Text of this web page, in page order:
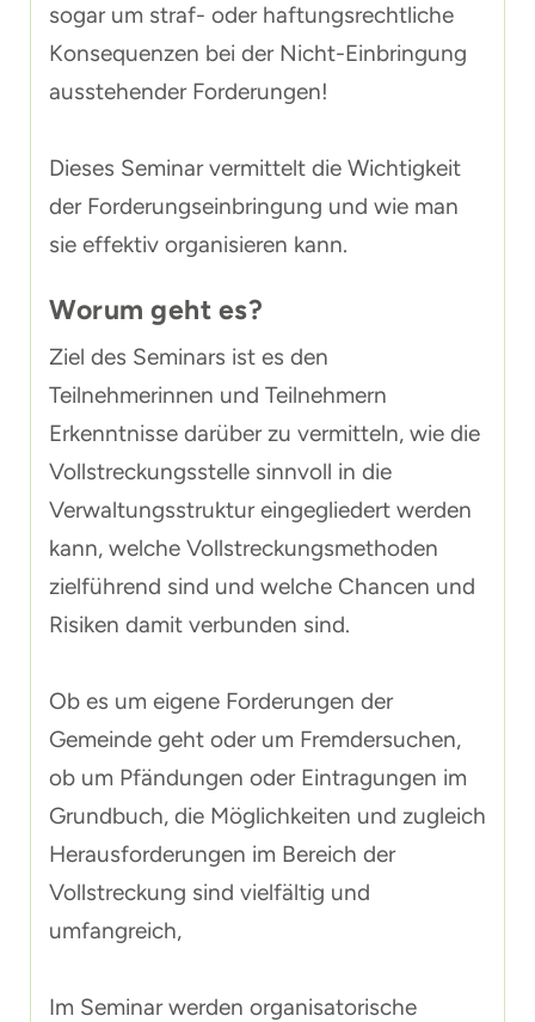
sogar um straf- oder haftungsrechtliche
Konsequenzen bei der Nicht-Einbringung
ausstehender Forderungen!
Dieses Seminar vermittelt die Wichtigkeit
der Forderungseinbringung und wie man
sie effektiv organisieren kann.
Worum geht es?
Ziel des Seminars ist es den
Teilnehmerinnen und Teilnehmern
Erkenntnisse darüber zu vermitteln, wie die
Vollstreckungsstelle sinnvoll in die
Verwaltungsstruktur eingegliedert werden
kann, welche Vollstreckungsmethoden
zielführend sind und welche Chancen und
Risiken damit verbunden sind.
Ob es um eigene Forderungen der
Gemeinde geht oder um Fremdersuchen,
ob um Pfändungen oder Eintragungen im
Grundbuch, die Möglichkeiten und zugleich
Herausforderungen im Bereich der
Vollstreckung sind vielfältig und
umfangreich,
Im Seminar werden organisatorische